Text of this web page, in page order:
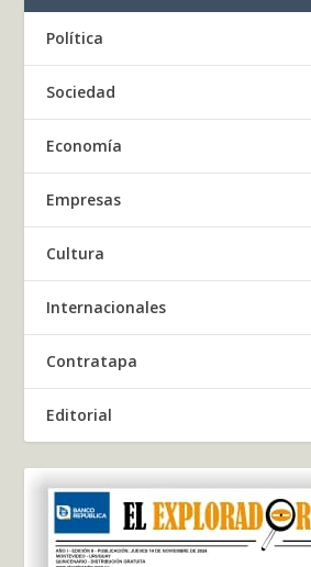
Política
Sociedad
Economía
Empresas
Cultura
Internacionales
Contratapa
Editorial